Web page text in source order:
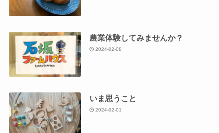
農業体験してみませんか？
2024-02-08
いま思うこと
2024-02-01